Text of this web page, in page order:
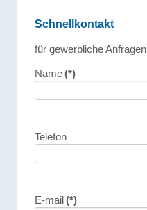
Schnellkontakt
für gewerbliche Anfragen
Name(*)
Telefon
E-mail(*)